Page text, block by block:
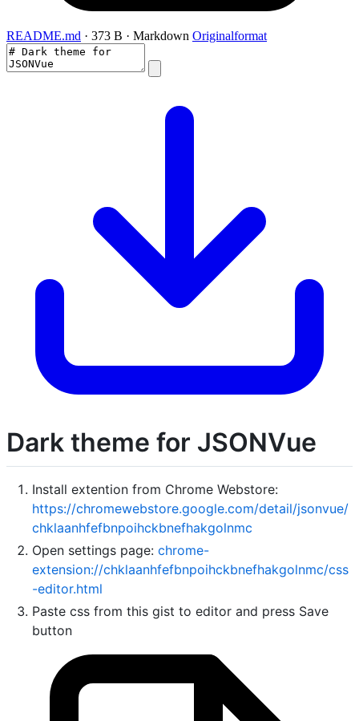
README.md · 373 B · Markdown Originalformat
Dark theme for JSONVue
Install extention from Chrome Webstore:
https://chromewebstore.google.com/detail/jsonvue/
chklaanhfefbnpoihckbnefhakgolnmc
Open settings page: chrome-
extension://chklaanhfefbnpoihckbnefhakgolnmc/css
-editor.html
Paste css from this gist to editor and press Save
button